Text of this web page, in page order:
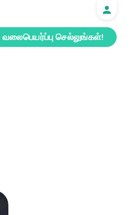
வலைபெயர்ப்பு செல்லுங்கள்!